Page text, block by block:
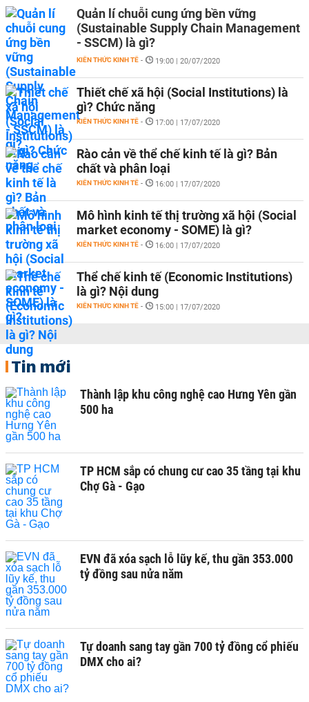
Quản lí chuỗi cung ứng bền vững
(Sustainable Supply Chain Management
- SSCM) là gì?
KIẾN THỨC KINH TẾ - 19:00 | 20/07/2020
Thiết chế xã hội (Social Institutions) là
gì? Chức năng
KIẾN THỨC KINH TẾ - 17:00 | 17/07/2020
Rào cản về thể chế kinh tế là gì? Bản
chất và phân loại
KIẾN THỨC KINH TẾ - 16:00 | 17/07/2020
Mô hình kinh tế thị trường xã hội (Social
market economy - SOME) là gì?
KIẾN THỨC KINH TẾ - 16:00 | 17/07/2020
Thể chế kinh tế (Economic Institutions)
là gì? Nội dung
KIẾN THỨC KINH TẾ - 15:00 | 17/07/2020
Tin mới
Thành lập khu công nghệ cao Hưng Yên gần
500 ha
TP HCM sắp có chung cư cao 35 tầng tại khu
Chợ Gà - Gạo
EVN đã xóa sạch lỗ lũy kế, thu gần 353.000
tỷ đồng sau nửa năm
Tự doanh sang tay gần 700 tỷ đồng cổ phiếu
DMX cho ai?